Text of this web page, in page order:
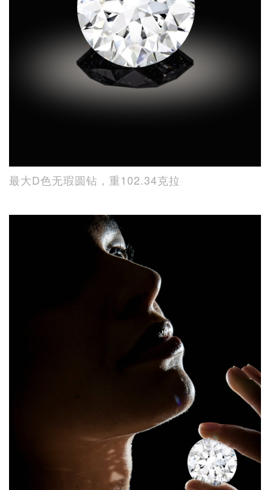
最大D色无瑕圆钻，重102.34克拉